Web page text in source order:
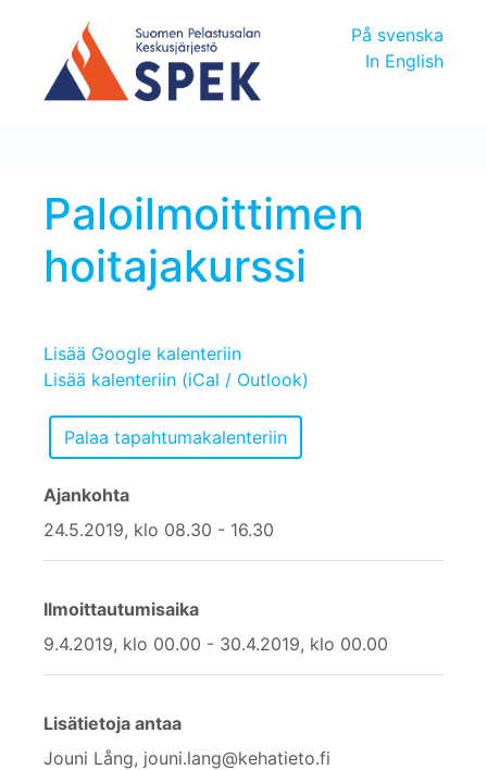
På svenska
In English
Paloilmoittimen
hoitajakurssi
Lisää Google kalenteriin
Lisää kalenteriin (iCal / Outlook)
Ajankohta
24.5.2019, klo 08.30 - 16.30
Ilmoittautumisaika
9.4.2019, klo 00.00 - 30.4.2019, klo 00.00
Lisätietoja antaa
Jouni Lång, jouni.lang@kehatieto.fi